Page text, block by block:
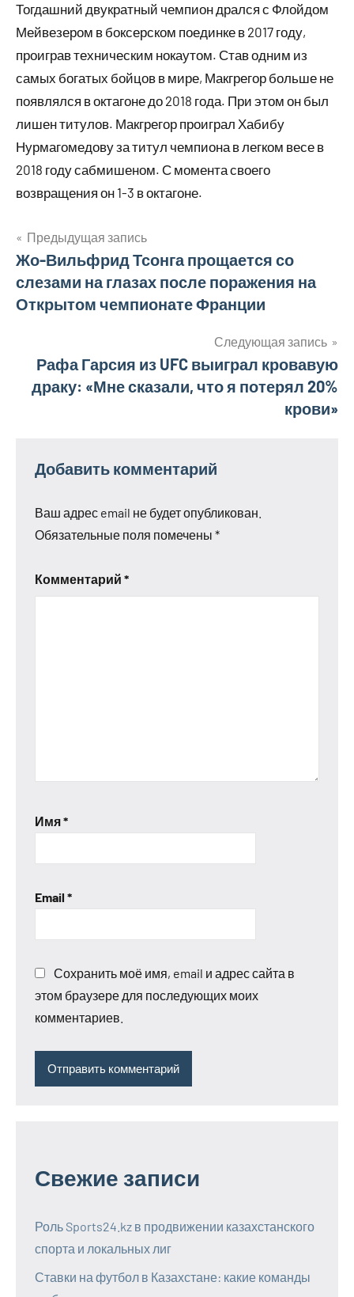
Тогдашний двукратный чемпион дрался с Флойдом
Мейвезером в боксерском поединке в 2017 году,
проиграв техническим нокаутом. Став одним из
самых богатых бойцов в мире, Макгрегор больше не
появлялся в октагоне до 2018 года. При этом он был
лишен титулов. Макгрегор проиграл Хабибу
Нурмагомедову за титул чемпиона в легком весе в
2018 году сабмишеном. С момента своего
возвращения он 1-3 в октагоне.
Навигация
по
записям
Предыдущая запись
Жо-Вильфрид Тсонга прощается со
слезами на глазах после поражения на
Открытом чемпионате Франции
Следующая запись
Рафа Гарсия из UFC выиграл кровавую
драку: «Мне сказали, что я потерял 20%
крови»
Добавить комментарий
Ваш адрес email не будет опубликован.
Обязательные поля помечены *
Комментарий *
Имя*
Email *
Сохранить моё имя, email и адрес сайта в
этом браузере для последующих моих
комментариев.
Свежие записи
Роль Sports24.kz в продвижении казахстанского
спорта и локальных лиг
Ставки на футбол в Казахстане: какие команды